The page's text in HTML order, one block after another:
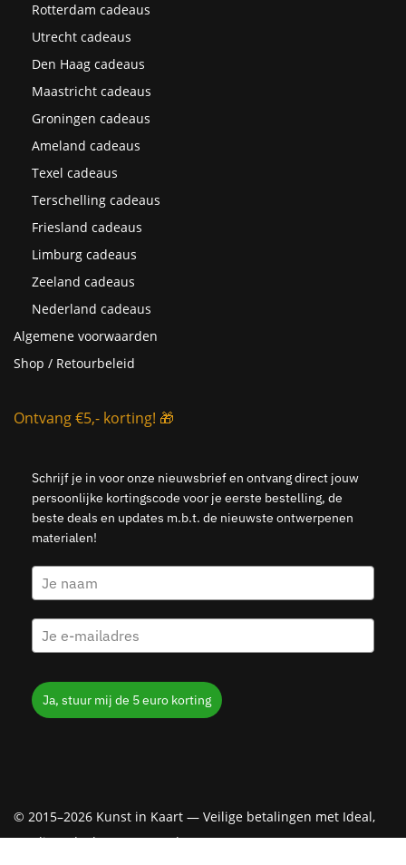
Rotterdam cadeaus
Utrecht cadeaus
Den Haag cadeaus
Maastricht cadeaus
Groningen cadeaus
Ameland cadeaus
Texel cadeaus
Terschelling cadeaus
Friesland cadeaus
Limburg cadeaus
Zeeland cadeaus
Nederland cadeaus
Algemene voorwaarden
Shop / Retourbeleid
Ontvang €5,- korting! 🎁
Schrijf je in voor onze nieuwsbrief en ontvang direct jouw
persoonlijke kortingscode voor je eerste bestelling, de
beste deals en updates m.b.t. de nieuwste ontwerpenen
materialen!
Ja, stuur mij de 5 euro korting
© 2015–2026 Kunst in Kaart — Veilige betalingen met Ideal,
Creditcard, Klarna & PayPal